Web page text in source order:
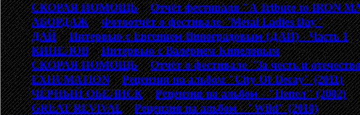
СКОРАЯ ПОМОЩЬ>Отчёт фестиваля "A Tribute to IRON
АБОРДАЖ>Фотоотчёт о фестивале "Metal Ladies Day"
ДАЙ>Интервью с Евгением Виноградовым (ДАЙ) - Часть 1
КИПЕЛОВ>Интервью с Валерием Кипеловым
СКОРАЯ ПОМОЩЬ>Отчёт о фестивале "За честь и
EXHUMATION>Рецензия на альбом "City Of Decay" (2011)
ЧЁРНЫЙ ОБЕЛИСК>Рецензия на альбом - "Пепел" (2002)
GREAT REVIVAL>Рецензия на альбом - "Wild" (2010)